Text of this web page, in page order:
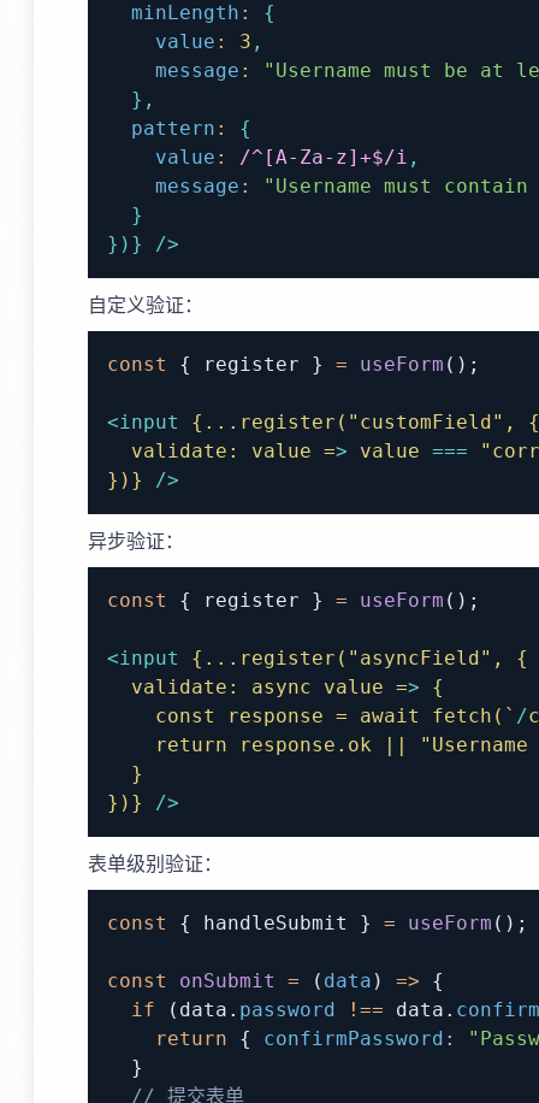
minLength :
{
value : 3 ,
message :
"Username must be at
} ,
pattern :
{
value : /^[A-Za-z]+$/i ,
message :
"Username must
}
} ) } />
自定义验证：
const { register } = useForm ( ) ;
<input {...register("customField",
{
validate:
value => value ===
})}
/>
异步验证：
const { register } = useForm ( ) ;
<input {...register("asyncField",
{
validate:
async value =>
{
const
response = await fetch(` /
return
response.ok ||
"Username
}
})}
/>
表单级别验证：
const { handleSubmit } = useForm ( ) ;
const onSubmit = ( data ) =>
{
if
( data . password !== data .
return
{ confirmPassword :
}
// 提交表单